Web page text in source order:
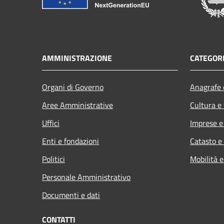
AMMINISTRAZIONE
Organi di Governo
Aree Amministrative
Uffici
Enti e fondazioni
Politici
Personale Amministrativo
Documenti e dati
Cultura
Imprese
Catasto
Mobilità
CONTATTI